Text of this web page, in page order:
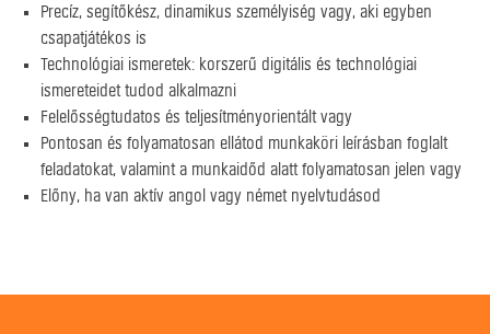
Precíz, segítőkész, dinamikus személyiség vagy, aki egyben
csapatjátékos is
Technológiai ismeretek: korszerű digitális és technológiai
ismereteidet tudod alkalmazni
Felelősségtudatos és teljesítményorientált vagy
Pontosan és folyamatosan ellátod munkaköri leírásban foglalt
feladatokat, valamint a munkaidőd alatt folyamatosan jelen vagy
Előny, ha van aktív angol vagy német nyelvtudásod